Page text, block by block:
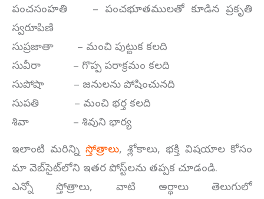
పంచసంహతి – పంచభూతములతో కూడిన ప్రకృతి
స్వరూపిణి
సుప్రజాతా – మంచి పుట్టుక కలది
సువీరా – గొప్ప పరాక్రమం కలది
సుపోషా – జనులను పోషించునది
సుపతి – మంచి భర్త కలది
శివా – శివుని భార్య
ఇలాంటి మరిన్ని స్తోత్రాలు, శ్లోకాలు, భక్తి విషయాల కోసం
మా వెబ్‌సైట్‌లోని ఇతర పోస్ట్‌లను తప్పక చూడండి.
ఎన్నో స్తోత్రాలు, వాటి అర్థాలు తెలుగులో